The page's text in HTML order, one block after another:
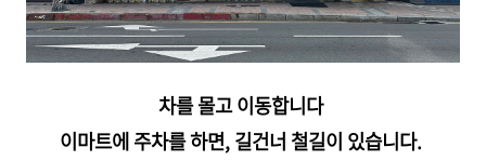
차를 몰고 이동합니다
이마트에 주차를 하면, 길건너 철길이 있습니다.